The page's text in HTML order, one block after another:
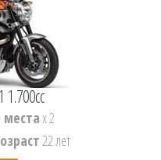
1.700cc
местаx 2
22 лет